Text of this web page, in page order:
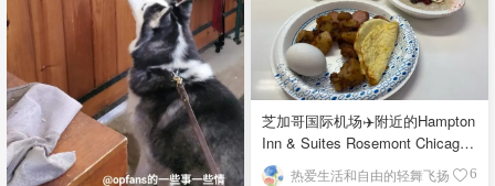
芝加哥国际机场✈️附近的Hampton
Inn & Suites Rosemont Chicago
O'Hare自助早餐
热爱生活和自由的轻舞飞扬 6